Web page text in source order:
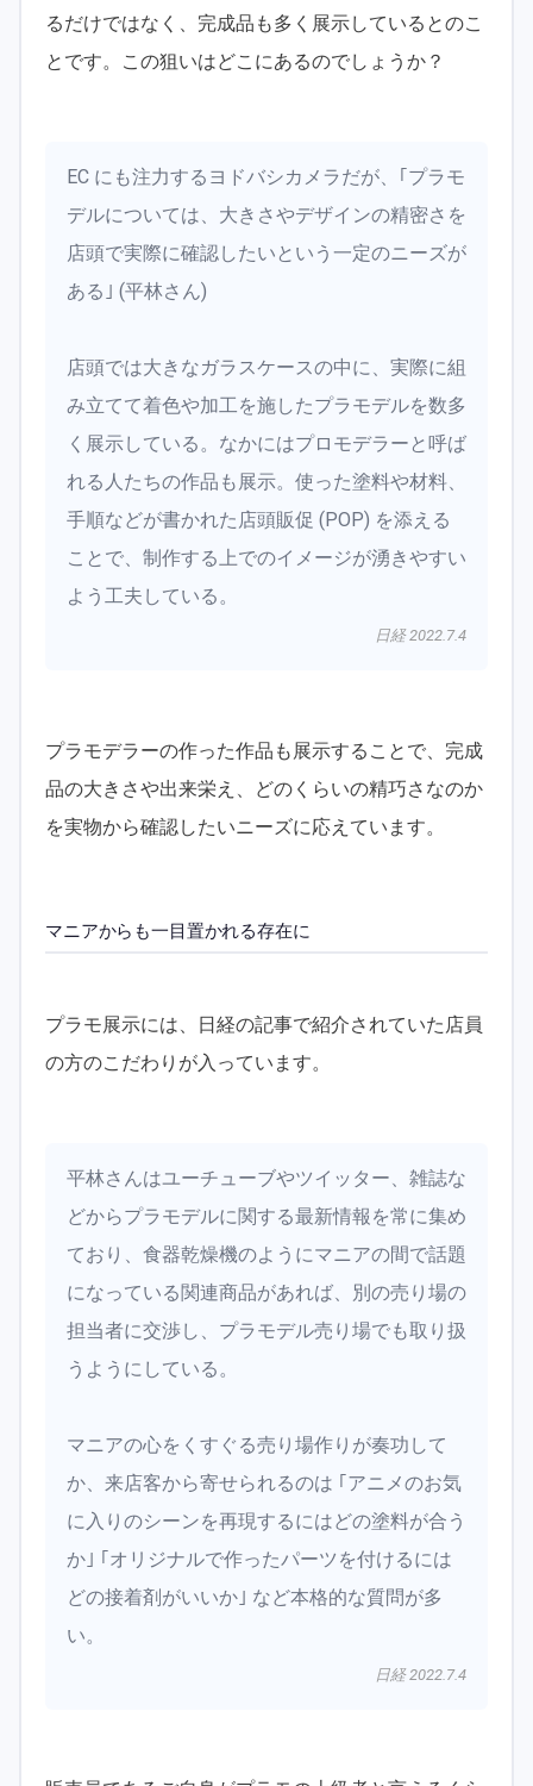
るだけではなく、完成品も多く展示しているとのこ
とです。この狙いはどこにあるのでしょうか？
EC にも注力するヨドバシカメラだが、｢プラモ
デルについては、大きさやデザインの精密さを
店頭で実際に確認したいという一定のニーズが
ある｣ (平林さん)
店頭では大きなガラスケースの中に、実際に組
み立てて着色や加工を施したプラモデルを数多
く展示している。なかにはプロモデラーと呼ば
れる人たちの作品も展示。使った塗料や材料、
手順などが書かれた店頭販促 (POP) を添える
ことで、制作する上でのイメージが湧きやすい
よう工夫している。
日経 2022.7.4
プラモデラーの作った作品も展示することで、完成
品の大きさや出来栄え、どのくらいの精巧さなのか
を実物から確認したいニーズに応えています。
マニアからも一目置かれる存在に
プラモ展示には、日経の記事で紹介されていた店員
の方のこだわりが入っています。
平林さんはユーチューブやツイッター、雑誌な
どからプラモデルに関する最新情報を常に集め
ており、食器乾燥機のようにマニアの間で話題
になっている関連商品があれば、別の売り場の
担当者に交渉し、プラモデル売り場でも取り扱
うようにしている。
マニアの心をくすぐる売り場作りが奏功して
か、来店客から寄せられるのは ｢アニメのお気
に入りのシーンを再現するにはどの塗料が合う
か｣ ｢オリジナルで作ったパーツを付けるには
どの接着剤がいいか｣ など本格的な質問が多
い。
日経 2022.7.4